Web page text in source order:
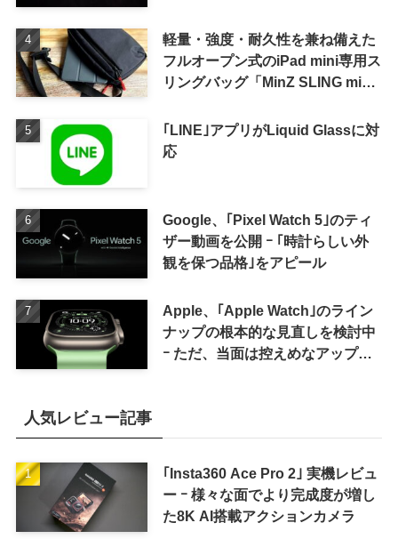
軽量・強度・耐久性を兼ね備えた
フルオープン式のiPad mini専用ス
リングバッグ「MinZ SLING mini
｢LINE｣アプリがLiquid Glassに対
応
Google、｢Pixel Watch 5｣のティ
ザー動画を公開 ｰ ｢時計らしい外
観を保つ品格｣をアピール
Apple、｢Apple Watch｣のライン
ナップの根本的な見直しを検討中
ｰ ただ、当面は控えめなアップグ
人気レビュー記事
｢Insta360 Ace Pro 2｣ 実機レビュ
ー ｰ 様々な面でより完成度が増し
た8K AI搭載アクションカメラ